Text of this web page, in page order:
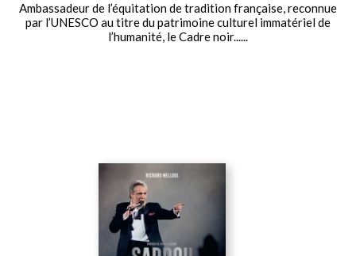
Ambassadeur de l’équitation de tradition française, reconnue
par l’UNESCO au titre du patrimoine culturel immatériel de
l’humanité, le Cadre noir......